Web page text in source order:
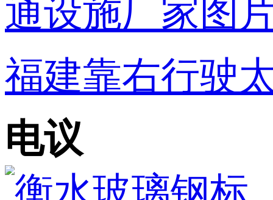
福建靠右行驶
电议